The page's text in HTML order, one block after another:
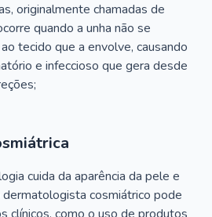
originalmente chamadas de
quando a unha não se
tecido que a envolve, causando
e infeccioso que gera desde
cuida da aparência da pele e
cosmiátrico pode